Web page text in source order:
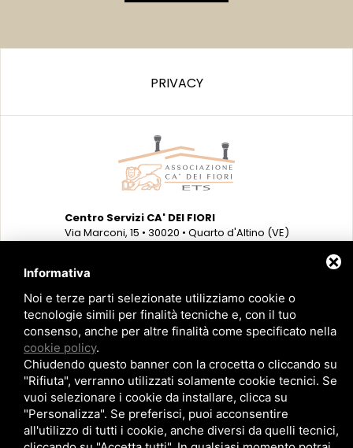
PRIVACY
Centro Servizi CA' DEI FIORI
Via Marconi, 15 • 30020 • Quarto d'Altino (VE)
Via Bonisiolo, 10 • 31032 • Casale sul Sile (TV)
Tel. 0422 820567 • Fax 0422 787210
amministrazione@associazionecadeifiori.com
servizisociali@associazionecadeifiori.com
amministrazione@pec.associazionecadeifiori.com
C.F. e P.I. 00647750272
Informativa
Noi e terze parti selezionate utilizziamo cookie o
tecnologie simili per finalità tecniche e, con il tuo
consenso, anche per altre finalità come specificato nella
cookie policy.
Chiudendo questo banner con la crocetta o cliccando su
"Rifiuta", verranno utilizzati solamente cookie tecnici. Se
vuoi selezionare i cookie da installare, clicca su
"Personalizza". Se preferisci, puoi acconsentire
all'utilizzo di tutti i cookie, anche diversi da quelli tecnici,